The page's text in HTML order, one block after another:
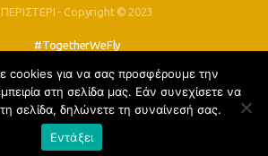
ΠΕΡΙΣΤΕΡΙ - Copyright © 2023
#TogetherWeFly
FOLLOW US:
cookies για να σας προσφέρουμε την
στη σελίδα μας. Εάν συνεχίσετε να
τη σελίδα, δηλώνετε τη συναίνεσή σας.
Εντάξει